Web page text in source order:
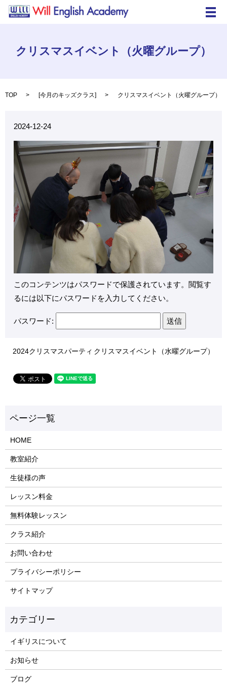
メ
クリスマスイベント（火曜グループ）
TOP [今月のキッズクラス] クリスマスイベント（火曜グループ）
2024-12-24
このコンテンツはパスワードで保護されています。閲覧す
るには以下にパスワードを入力してください。
パスワード:
2024クリスマスパーティ クリスマスイベント（水曜グループ）
HOME
教室紹介
生徒様の声
レッスン料金
無料体験レッスン
クラス紹介
お問い合わせ
プライバシーポリシー
サイトマップ
イギリスについて
お知らせ
ブログ